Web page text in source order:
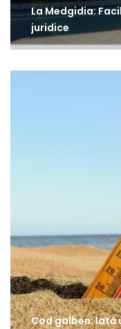
La Medgidia:
juridice
Cod galben: Iată